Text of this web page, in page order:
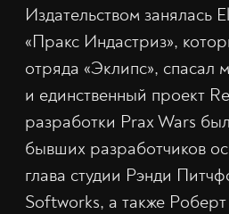
Издательством занялась
«Пракс Индастриз»,
отряда «Эклипс»,
и единственный проект
разработки Prax Wars
бывших разработчиков
глава студии Рэнди
Softworks, а также